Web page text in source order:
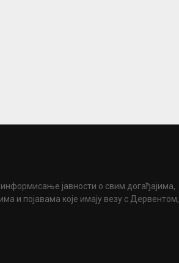
јавности о свим догађајима,
и појавама које имају везу с Дервентом,